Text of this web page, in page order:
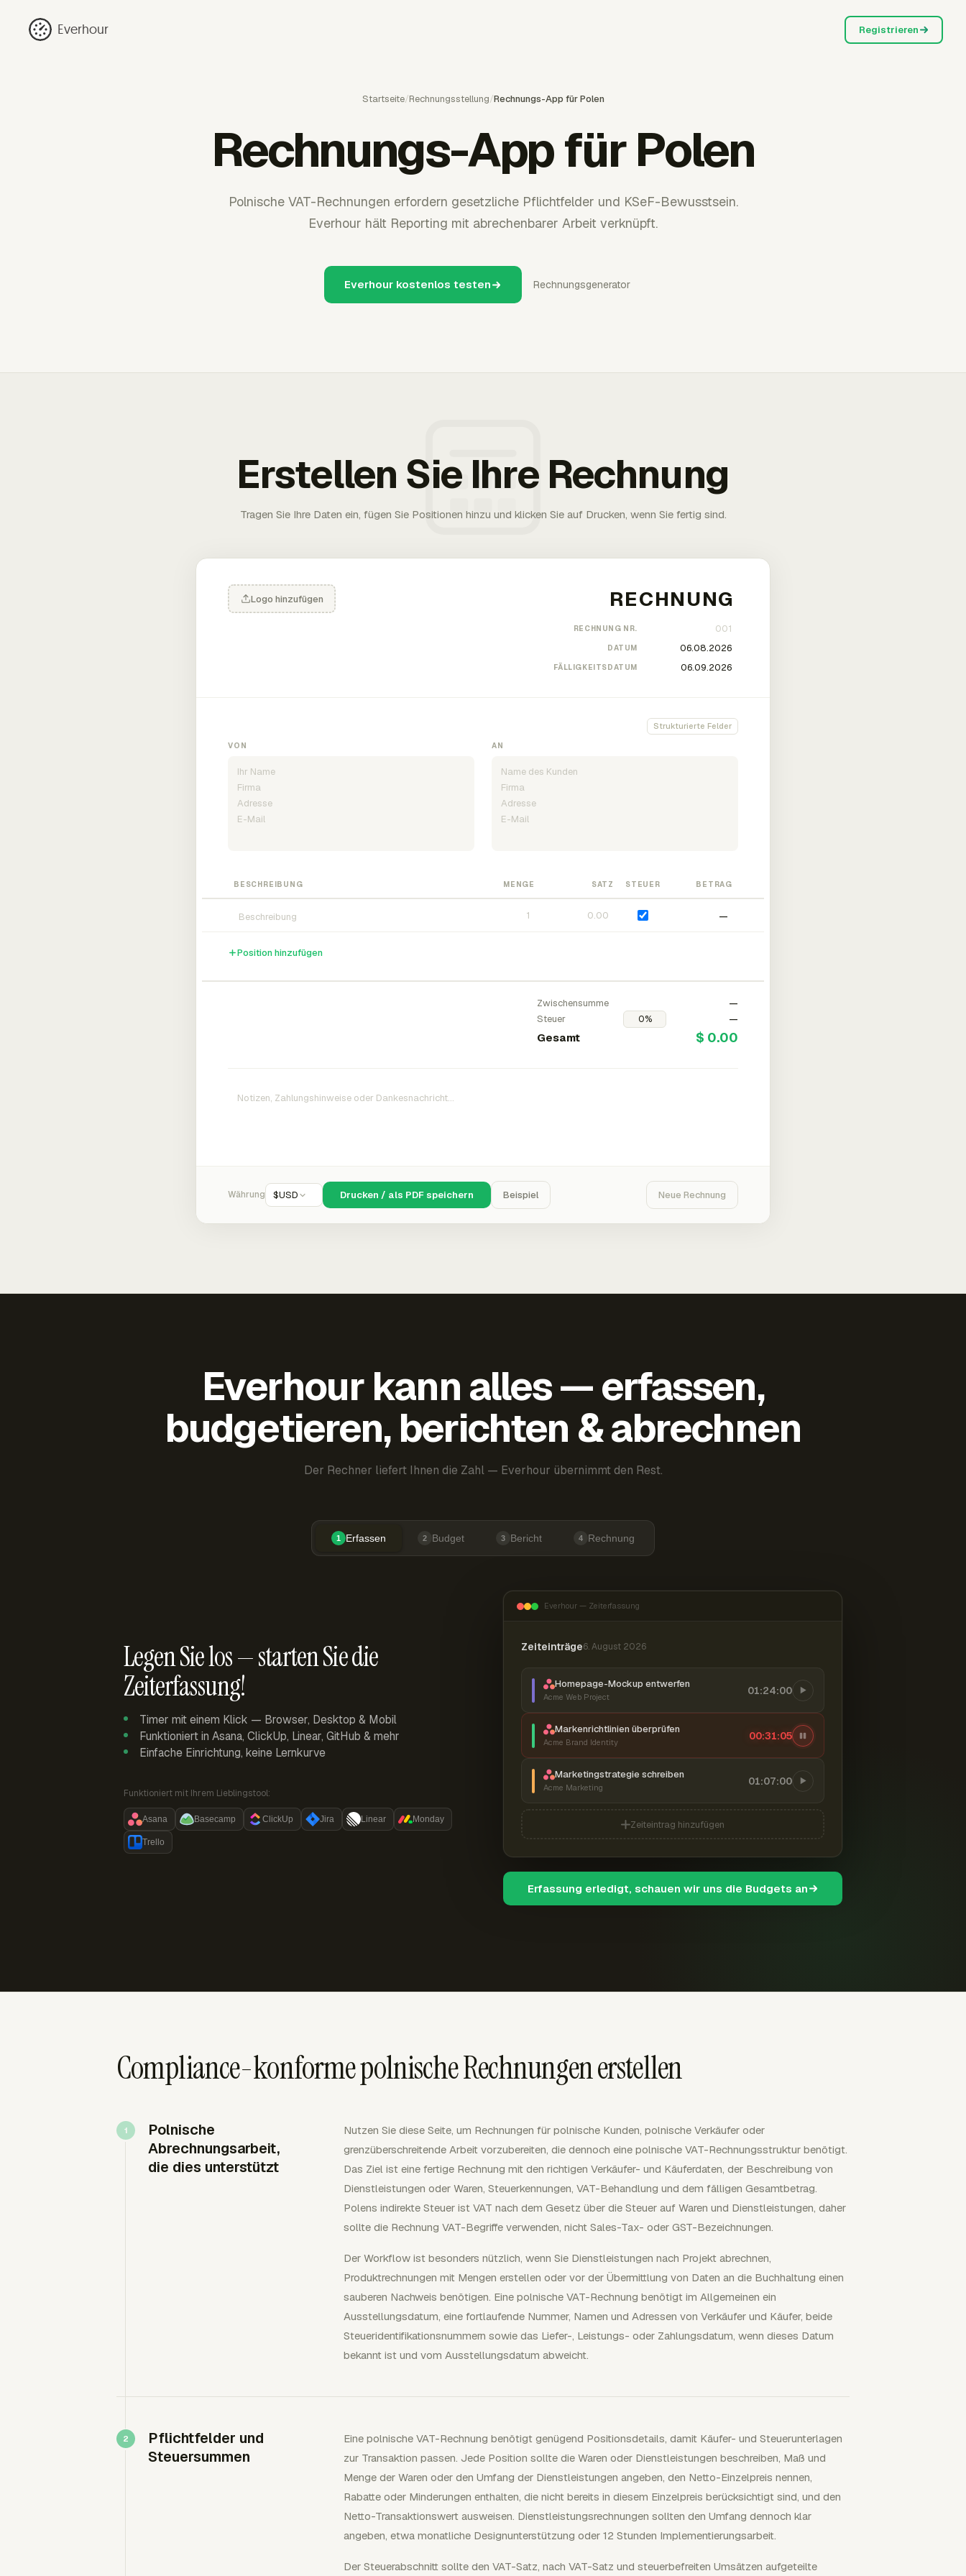
Everhour Registrieren
Startseite/Rechnungsstellung/Rechnungs-App für Polen
Rechnungs-App für Polen
Polnische VAT-Rechnungen erfordern gesetzliche Pflichtfelder und KSeF-Bewusstsein.
Everhour hält Reporting mit abrechenbarer Arbeit verknüpft.
Everhour kostenlos testen Rechnungsgenerator
Erstellen Sie Ihre Rechnung
Tragen Sie Ihre Daten ein, fügen Sie Positionen hinzu und klicken Sie auf Drucken, wenn Sie fertig sind.
Logo hinzufügen
RECHNUNG NR.
DATUM
FÄLLIGKEITSDATUM
Strukturierte Felder
VON AN
BESCHREIBUNG MENGE SATZ STEUER BETRAG
—
Position hinzufügen
Zwischensumme
—
Steuer
—
Gesamt $ 0.00
Währung $USD Drucken / als PDF speichern Beispiel Neue Rechnung
Everhour kann alles — erfassen,
budgetieren, berichten & abrechnen
Der Rechner liefert Ihnen die Zahl — Everhour übernimmt den Rest.
1 Erfassen 2 Budget 3 Bericht 4 Rechnung
Legen Sie los — starten Sie die
Zeiterfassung!
Timer mit einem Klick — Browser, Desktop & Mobil
Funktioniert in Asana, ClickUp, Linear, GitHub & mehr
Einfache Einrichtung, keine Lernkurve
Funktioniert mit Ihrem Lieblingstool:
Asana Basecamp ClickUp Jira Linear Monday
Trello
Everhour — Zeiterfassung
Zeiteinträge6. August 2026
Homepage-Mockup entwerfen
Acme Web Project
01:24:00
Markenrichtlinien überprüfen
Acme Brand Identity
00:31:06
Marketingstrategie schreiben
Acme Marketing
01:07:00
Zeiteintrag hinzufügen
Erfassung erledigt, schauen wir uns die Budgets an
Compliance-konforme polnische Rechnungen erstellen
Polnische
Abrechnungsarbeit,
die dies unterstützt
Nutzen Sie diese Seite, um Rechnungen für polnische Kunden, polnische Verkäufer oder
grenzüberschreitende Arbeit vorzubereiten, die dennoch eine polnische VAT-Rechnungsstruktur benötigt.
Das Ziel ist eine fertige Rechnung mit den richtigen Verkäufer- und Käuferdaten, der Beschreibung von
Dienstleistungen oder Waren, Steuerkennungen, VAT-Behandlung und dem fälligen Gesamtbetrag.
Polens indirekte Steuer ist VAT nach dem Gesetz über die Steuer auf Waren und Dienstleistungen, daher
sollte die Rechnung VAT-Begriffe verwenden, nicht Sales-Tax- oder GST-Bezeichnungen.
Der Workflow ist besonders nützlich, wenn Sie Dienstleistungen nach Projekt abrechnen,
Produktrechnungen mit Mengen erstellen oder vor der Übermittlung von Daten an die Buchhaltung einen
sauberen Nachweis benötigen. Eine polnische VAT-Rechnung benötigt im Allgemeinen ein
Ausstellungsdatum, eine fortlaufende Nummer, Namen und Adressen von Verkäufer und Käufer, beide
Steueridentifikationsnummern sowie das Liefer-, Leistungs- oder Zahlungsdatum, wenn dieses Datum
bekannt ist und vom Ausstellungsdatum abweicht.
Pflichtfelder und
Steuersummen
Eine polnische VAT-Rechnung benötigt genügend Positionsdetails, damit Käufer- und Steuerunterlagen
zur Transaktion passen. Jede Position sollte die Waren oder Dienstleistungen beschreiben, Maß und
Menge der Waren oder den Umfang der Dienstleistungen angeben, den Netto-Einzelpreis nennen,
Rabatte oder Minderungen enthalten, die nicht bereits in diesem Einzelpreis berücksichtigt sind, und den
Netto-Transaktionswert ausweisen. Dienstleistungsrechnungen sollten den Umfang dennoch klar
angeben, etwa monatliche Designunterstützung oder 12 Stunden Implementierungsarbeit.
Der Steuerabschnitt sollte den VAT-Satz, nach VAT-Satz und steuerbefreiten Umsätzen aufgeteilte